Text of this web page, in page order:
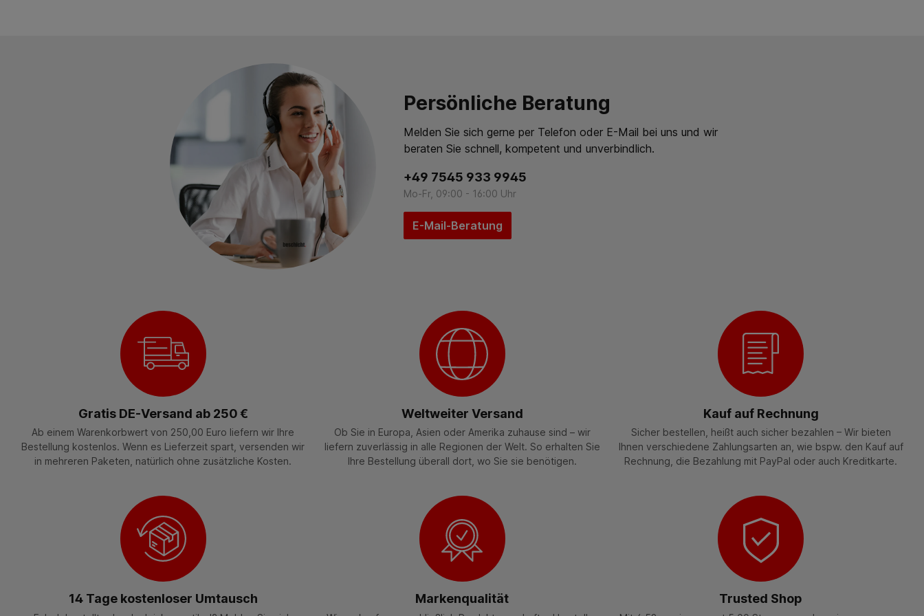
Persönliche Beratung
Melden Sie sich gerne per Telefon oder E-Mail bei uns und wir
beraten Sie schnell, kompetent und unverbindlich.
+49 7545 933 9945
Mo-Fr, 09:00 - 16:00 Uhr
E-Mail-Beratung
Gratis DE-Versand ab 250 €
Ab einem Warenkorbwert von 250,00 Euro liefern wir Ihre
Bestellung kostenlos. Wenn es Lieferzeit spart, versenden wir
in mehreren Paketen, natürlich ohne zusätzliche Kosten.
Weltweiter Versand
Ob Sie in Europa, Asien oder Amerika zuhause sind – wir
liefern zuverlässig in alle Regionen der Welt. So erhalten Sie
Ihre Bestellung überall dort, wo Sie sie benötigen.
Kauf auf Rechnung
Sicher bestellen, heißt auch sicher bezahlen – Wir bieten
Ihnen verschiedene Zahlungsarten an, wie bspw. den Kauf auf
Rechnung, die Bezahlung mit PayPal oder auch Kreditkarte.
14 Tage kostenloser Umtausch Markenqualität Trusted Shop